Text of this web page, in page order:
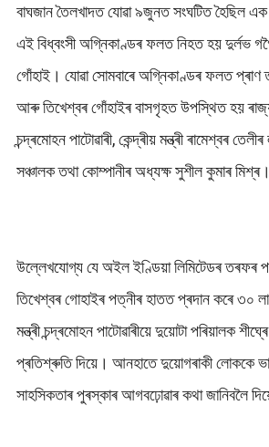
বাঘজান তৈলখাদত যোৱা ৯জুনত সংঘটিত হৈছিল এক
এই বিধ্বংসী অগ্নিকাণ্ডৰ ফলত নিহত হয় দুৰ্লভ
গোঁহাই। যোৱা সোমবাৰে অগ্নিকাণ্ডৰ ফলত প্ৰাণ
আৰু তিখেশ্বৰ গোঁহাইৰ বাসগৃহত উপস্থিত হয়
চন্দ্ৰমোহন পাটোৱাৰী, কেন্দ্ৰীয় মন্ত্ৰী ৰামেশ্বৰ
সঞ্চালক তথা কোম্পানীৰ অধ্যক্ষ সুশীল কুমাৰ মিশ্ৰ।
উল্লেখযোগ্য যে অইল ইণ্ডিয়া লিমিটেডৰ তৰফৰ
তিখেশ্বৰ গোহাইৰ পত্নীৰ হাতত প্ৰদান কৰে ৩০
মন্ত্ৰী চন্দ্ৰমোহন পাটোৱাৰীয়ে দুয়োটা পৰিয়ালক
প্ৰতিশ্ৰুতি দিয়ে। আনহাতে দুয়োগৰাকী লোককে
সাহসিকতাৰ পুৰস্কাৰ আগবঢ়োৱাৰ কথা জানিবলৈ